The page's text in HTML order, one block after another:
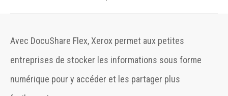
Avec DocuShare Flex, Xerox permet aux petites
entreprises de stocker les informations sous forme
numérique pour y accéder et les partager plus